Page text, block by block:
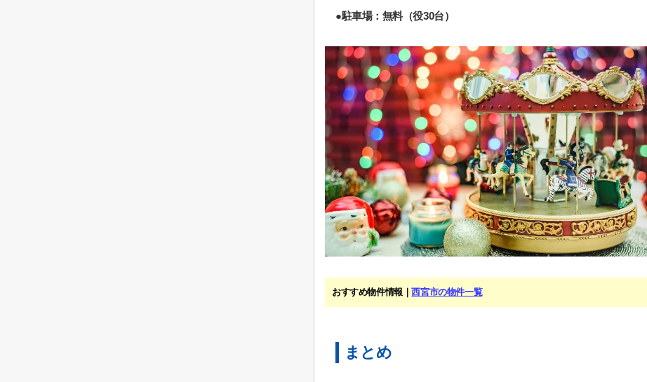
●駐車場：無料（役30台）
おすすめ物件情報｜西宮市の物件一覧
まとめ